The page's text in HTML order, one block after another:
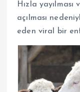
Hızla
açılması
eden viral bir